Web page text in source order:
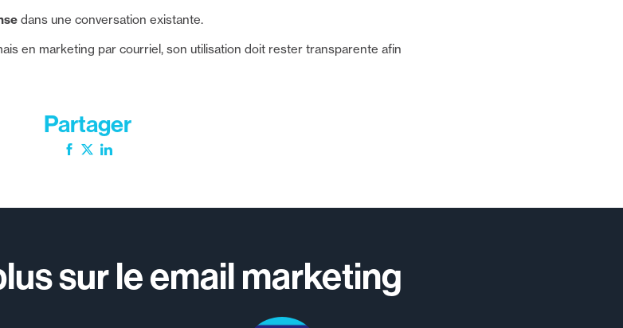
dans une conversation existante.
en marketing par courriel, son utilisation doit rester transparente afin
Partager
Facebook
Twitter
sur le email marketing